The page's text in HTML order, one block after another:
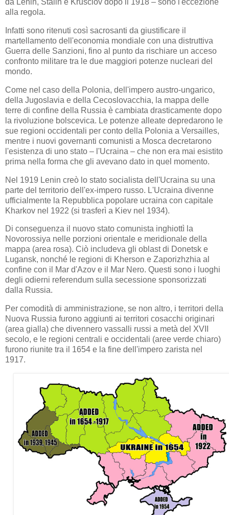
da Lenin, Stalin e Krusciov dopo il 1918 – sono l'eccezione
alla regola.
Infatti sono ritenuti così sacrosanti da giustificare il
martellamento dell'economia mondiale con una distruttiva
Guerra delle Sanzioni, fino al punto da rischiare un acceso
confronto militare tra le due maggiori potenze nucleari del
mondo.
Come nel caso della Polonia, dell'impero austro-ungarico,
della Jugoslavia e della Cecoslovacchia, la mappa delle
terre di confine della Russia è cambiata drasticamente dopo
la rivoluzione bolscevica. Le potenze alleate depredarono le
sue regioni occidentali per conto della Polonia a Versailles,
mentre i nuovi governanti comunisti a Mosca decretarono
l'esistenza di uno stato – l'Ucraina – che non era mai esistito
prima nella forma che gli avevano dato in quel momento.
Nel 1919 Lenin creò lo stato socialista dell'Ucraina su una
parte del territorio dell'ex-impero russo. L'Ucraina divenne
ufficialmente la Repubblica popolare ucraina con capitale
Kharkov nel 1922 (si trasferì a Kiev nel 1934).
Di conseguenza il nuovo stato comunista inghiottì la
Novorossiya nelle porzioni orientale e meridionale della
mappa (area rosa). Ciò includeva gli oblast di Donetsk e
Lugansk, nonché le regioni di Kherson e Zaporizhzhia al
confine con il Mar d'Azov e il Mar Nero. Questi sono i luoghi
degli odierni referendum sulla secessione sponsorizzati
dalla Russia.
Per comodità di amministrazione, se non altro, i territori della
Nuova Russia furono aggiunti ai territori cosacchi originari
(area gialla) che divennero vassalli russi a metà del XVII
secolo, e le regioni centrali e occidentali (aree verde chiaro)
furono riunite tra il 1654 e la fine dell'impero zarista nel
1917.